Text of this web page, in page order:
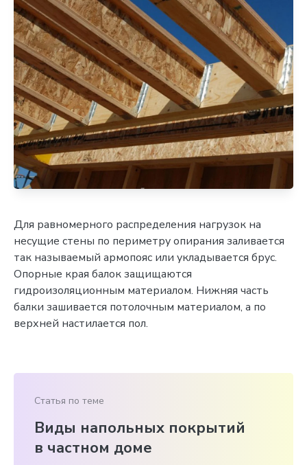
Для равномерного распределения нагрузок на
несущие стены по периметру опирания заливается
так называемый армопояс или укладывается брус.
Опорные края балок защищаются
гидроизоляционным материалом. Нижняя часть
балки зашивается потолочным материалом, а по
верхней настилается пол.
Статья по теме
Виды напольных покрытий
в частном доме